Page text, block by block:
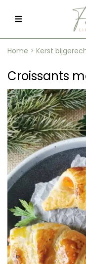
kleding
Home > Kerst
Croissants